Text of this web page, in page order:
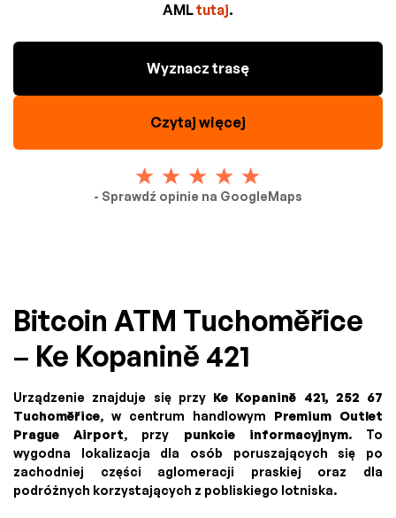
AMLtutaj.
Wyznacz trasę
Czytaj więcej
- Sprawdź opinie na GoogleMaps
Bitcoin ATM Tuchoměřice
– Ke Kopanině 421
Urządzenie znajduje się przy Ke Kopanině 421, 252 67
Tuchoměřice, w centrum handlowym Premium Outlet
Prague Airport, przy punkcie informacyjnym. To
wygodna lokalizacja dla osób poruszających się po
zachodniej części aglomeracji praskiej oraz dla
podróżnych korzystających z pobliskiego lotniska.